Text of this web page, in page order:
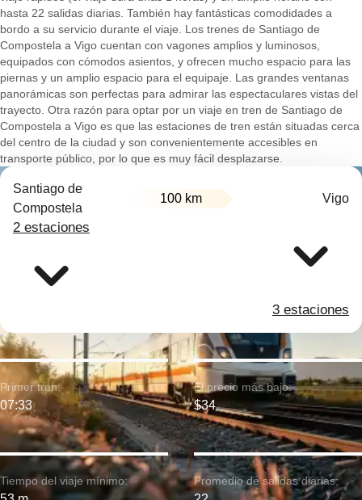
hasta 22 salidas diarias. También hay fantásticas comodidades a
bordo a su servicio durante el viaje. Los trenes de Santiago de
Compostela a Vigo cuentan con vagones amplios y luminosos,
equipados con cómodos asientos, y ofrecen mucho espacio para las
piernas y un amplio espacio para el equipaje. Las grandes ventanas
panorámicas son perfectas para admirar las espectaculares vistas del
trayecto. Otra razón para optar por un viaje en tren de Santiago de
Compostela a Vigo es que las estaciones de tren están situadas cerca
del centro de la ciudad y son convenientemente accesibles en
transporte público, por lo que es muy fácil desplazarse.
Santiago de
Compostela
100 km Vigo
2 estaciones
3 estaciones
Tiempo del viaje mínimo:
Primer tren:
07:33
El precio más bajo:
$34
Promedio de salidas diarias: